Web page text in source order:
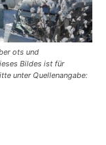
ots und
Bildes ist für
unter Quellenangabe: